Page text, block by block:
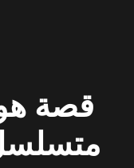
قصة